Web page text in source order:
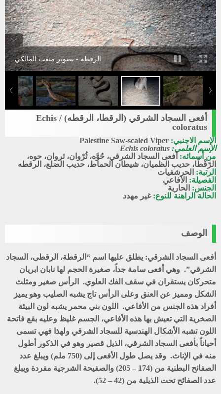
الرقطه - تصوير متعب المالكي
أفعى السجاد الشرقي (الرقطا، الرقطه) / Echis
coloratus
الإسم الاجنبي: Palestine Saw-scaled Viper
الإسم العلمي: Echis coloratus
من أسمائه: أفعى السجاد الشرقي، حُوَّه، ثُرْوان، ثروان، حوه،
الرّقْطَا، حديب الظميان، شيطان الحماط، حديب الضلع، الرقطه
الرتبة: الحرشفيات
الفصيلة: الأفاعي
الجنس: الحارية
الحالة الراهنة للنوع:غير مهدد
الوصف
أفعى السجاد الشرقي: يطلق عليها اسم “الرقطة، الرقطى، السجاد
الشرقي”. وهي أفعى سامة جداً، صغيرة الحجم لها نابان ابريان
متحركان يستقران في سقف الفك العلوي. الرأس صغير ومثلث
الشكل ومميز عن العنق وعلى الرأس تاج يشبه الصليب وهو يميز
أفراد هذه الجنس من الأفاعي. اللون بني محمر يشبه لون البيئة
الصخرية التي تعيش بها هذه الأفاعي، الجسم غليظ وعليه بقع فاتحة
اللون تشبه الأشكال الهندسية للسجاد الشرقي ولهذا فهي تسمى
أحياناً بأفعى السجاد الشرقي، الذيل قصير وهو في الذكور أطول
منه في الإناث. وقد يصل طول الأفعى إلى (750 ملم) ويبلغ عدد
الصفائح البطنية من (174 – 205) والصفيحة الشرجية مفردة ويبلغ
عدد الصفائح تحت الذيلية من (42 – 52).